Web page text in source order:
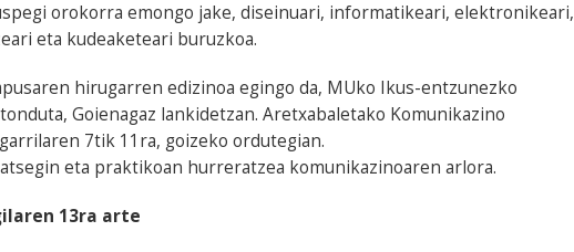
orokorra emongo jake, diseinuari, informatikeari, elektronikeari,
eta kudeaketeari buruzkoa.
hirugarren edizinoa egingo da, MUko Ikus-entzunezko
Goienagaz lankidetzan. Aretxabaletako Komunikazino
7tik 11ra, goizeko ordutegian.
eta praktikoan hurreratzea komunikazinoaren arlora.
13ra arte